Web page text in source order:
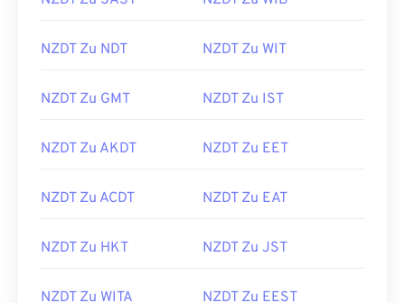
NZDT Zu NDT NZDT Zu WIT
NZDT Zu GMT NZDT Zu IST
NZDT Zu AKDT NZDT Zu EET
NZDT Zu ACDT NZDT Zu EAT
NZDT Zu HKT NZDT Zu JST
NZDT Zu WITA NZDT Zu EEST